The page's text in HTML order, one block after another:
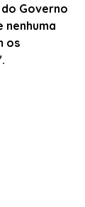
Governo
nenhuma
os